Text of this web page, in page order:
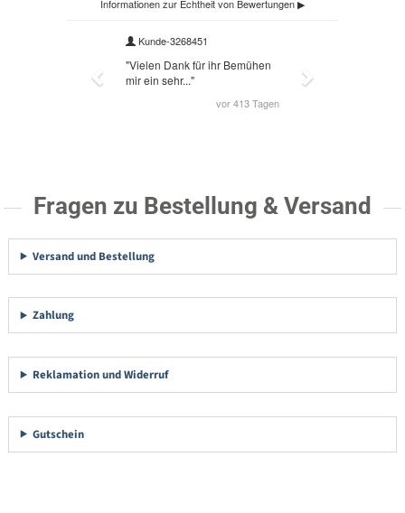
Fragen zu Bestellung & Versand
Versand und Bestellung
Zahlung
Reklamation und Widerruf
Gutschein